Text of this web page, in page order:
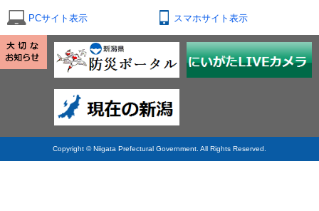
PCサイト表示 スマホサイト表示
Copyright © Niigata Prefectural Government. All Rights Reserved.